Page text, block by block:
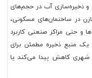
و ذخیره‌سازی آب در حجم‌های
در ساختمان‌های مسکونی،
و حتی مراکز صنعتی کاربرد
یک منبع ذخیره مطمئن برای
کاهش پیدا می‌کند یا